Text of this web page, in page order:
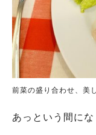
前菜の盛り合わせ、美
あっという間にな